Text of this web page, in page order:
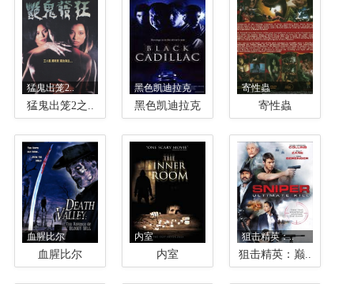
猛鬼出笼2..
猛鬼出笼2之..
黑色凯迪拉克
黑色凯迪拉克
寄性蟲
寄性蟲
血腥比尔
血腥比尔
内室
内室
狙击精英：..
狙击精英：巅..